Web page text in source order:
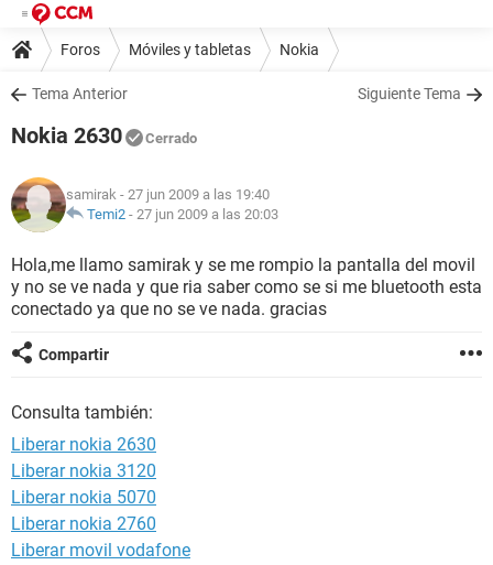
Foros Móviles y tabletas Nokia
Tema Anterior Siguiente Tema
Nokia 2630 Cerrado
samirak - 27 jun 2009 a las 19:40
Temi2 - 27 jun 2009 a las 20:03
Hola,me llamo samirak y se me rompio la pantalla del movil
y no se ve nada y que ria saber como se si me bluetooth esta
conectado ya que no se ve nada. gracias
Compartir
Consulta también:
Liberar nokia 2630
Liberar nokia 3120
Liberar nokia 5070
Liberar nokia 2760
Liberar movil vodafone